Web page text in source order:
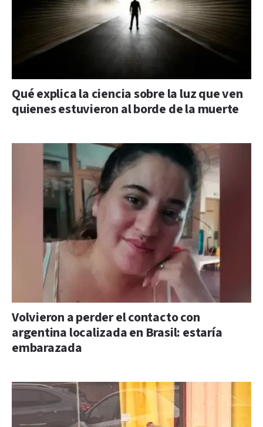
Qué explica la ciencia sobre la luz que ven
quienes estuvieron al borde de la muerte
Volvieron a perder el contacto con
argentina localizada en Brasil: estaría
embarazada